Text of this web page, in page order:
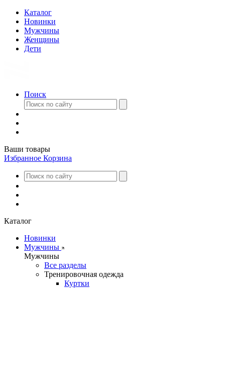
Каталог
Новинки
Мужчины
Женщины
Дети
Поиск
Ваши товары
Избранное Корзина
Каталог
Новинки
Мужчины
Мужчины
Все разделы
Тренировочная одежда
Куртки